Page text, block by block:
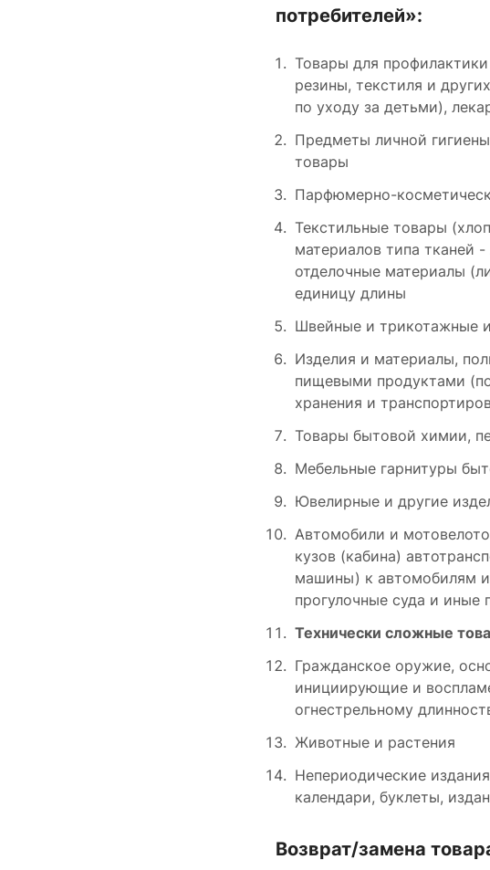
потребителей»:
Товары для
резины, текстиля и
по уходу за детьми),
Предметы личной
товары
Парфюмерно-
Текстильные товары
материалов типа тканей
отделочные материалы
единицу длины
Швейные и трикотажные
Изделия и материалы,
пищевыми продуктами
хранения и
Товары бытовой химии,
Мебельные гарнитуры
Ювелирные и другие
Автомобили и
кузов (кабина)
машины) к автомобилям и
прогулочные суда и иные
Технически сложные
Гражданское оружие,
инициирующие и
огнестрельному
Животные и растения
Непериодические
календари, буклеты,
Возврат/замена